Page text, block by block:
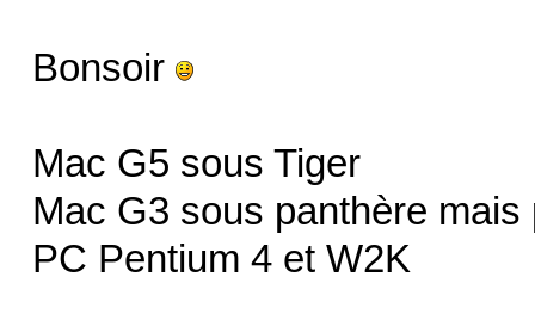
Bonsoir
Mac G5 sous Tiger
Mac G3 sous panthère
PC Pentium 4 et W2K